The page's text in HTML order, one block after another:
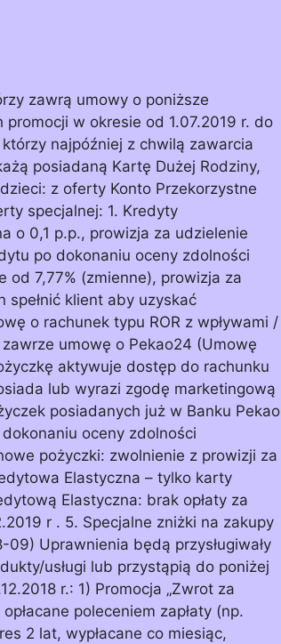
zawrą umowy o poniższe
w okresie od 1.07.2019 r. do
najpóźniej z chwilą zawarcia
posiadaną Kartę Dużej Rodziny,
z oferty Konto Przekorzystne
specjalnej: 1. Kredyty
o 0,1 p.p., prowizja za udzielenie
po dokonaniu oceny zdolności
7,77% (zmienne), prowizja za
spełnić klient aby uzyskać
o rachunek typu ROR z wpływami /
umowę o Pekao24 (Umowę
aktywuje dostęp do rachunku
lub wyrazi zgodę marketingową
posiadanych już w Banku Pekao
oceny zdolności
pożyczki: zwolnienie z prowizji za
Elastyczna – tylko karty
Elastyczna: brak opłaty za
r . 5. Specjalne zniżki na zakupy
Uprawnienia będą przysługiwały
usługi lub przystąpią do poniżej
r.: 1) Promocja „Zwrot za
poleceniem zapłaty (np.
2 lat, wypłacane co miesiąc,